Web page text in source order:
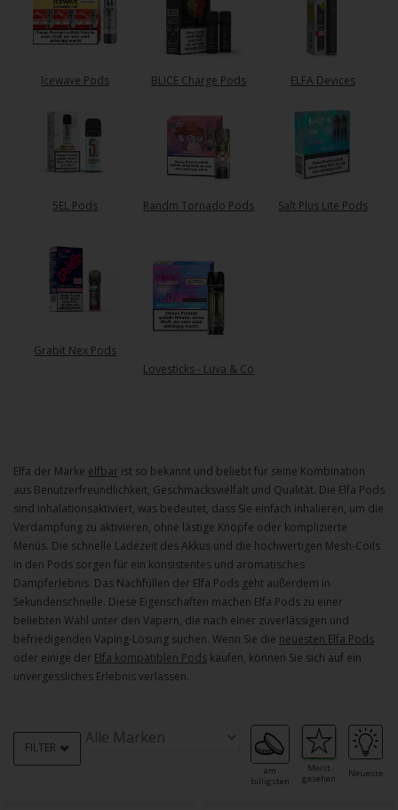
Icewave Pods BLICE Charge Pods ELFA Devices
5EL Pods Randm Tornado Pods Salt Plus Lite Pods
Grabit Nex Pods
Lovesticks - Luva & Co
Elfa der Marke elfbar ist so bekannt und beliebt für seine Kombination
aus Benutzerfreundlichkeit, Geschmacksvielfalt und Qualität. Die Elfa Pods
sind inhalationsaktiviert, was bedeutet, dass Sie einfach inhalieren, um die
Verdampfung zu aktivieren, ohne lästige Knöpfe oder komplizierte
Menüs. Die schnelle Ladezeit des Akkus und die hochwertigen Mesh-Coils
in den Pods sorgen für ein konsistentes und aromatisches
Dampferlebnis. Das Nachfüllen der Elfa Pods geht außerdem in
Sekundenschnelle. Diese Eigenschaften machen Elfa Pods zu einer
beliebten Wahl unter den Vapern, die nach einer zuverlässigen und
befriedigenden Vaping-Lösung suchen. Wenn Sie die neuesten Elfa Pods
oder einige der Elfa kompatiblen Pods kaufen, können Sie sich auf ein
unvergessliches Erlebnis verlassen.
am
billigsten
Meist
gesehen
Neueste
FILTER